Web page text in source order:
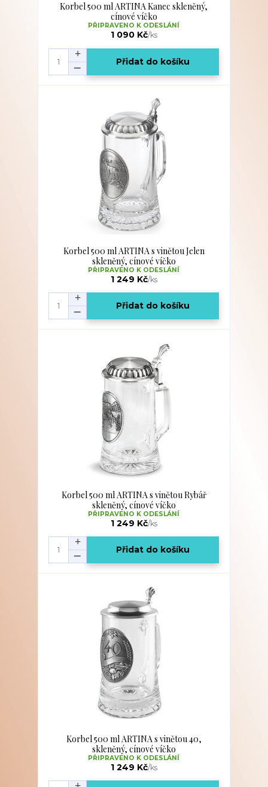
Korbel 500 ml ARTINA Kanec skleněný,
cínové víčko
1 090 Kč/ks
PŘIPRAVENO K ODESLÁNÍ
Přidat do košíku
Korbel 500 ml ARTINA s vinětou Jelen
skleněný, cínové víčko
1 249 Kč/ks
PŘIPRAVENO K ODESLÁNÍ
Přidat do košíku
Korbel 500 ml ARTINA s vinětou Rybář
skleněný, cínové víčko
1 249 Kč/ks
PŘIPRAVENO K ODESLÁNÍ
Přidat do košíku
Korbel 500 ml ARTINA s vinětou 40,
skleněný, cínové víčko
1 249 Kč/ks
PŘIPRAVENO K ODESLÁNÍ